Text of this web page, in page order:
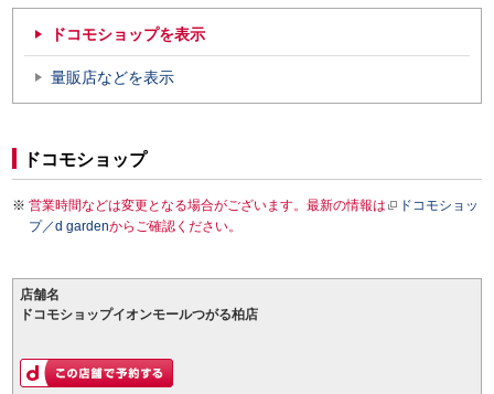
ドコモショップを表示
量販店などを表示
ドコモショップ
営業時間などは変更となる場合がございます。最新の情報は
ドコモショッ
プ／d gardenからご確認ください。
店舗名
ドコモショップイオンモールつがる柏店